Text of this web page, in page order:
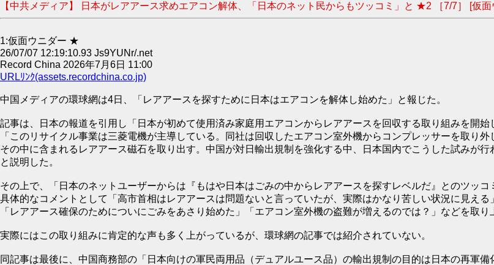
【中共メディア】 日本がレアアース求めエアコン解体、「日本のネット民からもツッコミ」と ★2 ［7/7］ [仮
1:仮面ウニダー ★
26/07/07 12:19:10.93 Js9YUNr/.net
Record China 2026年7月6日 11:00
URLﾘﾝｸ(assets.recordchina.co.jp)
中国メディアの環球網は4日、「レアアースを探すために日本はエアコンを解体し始めた」と報じた。
記事は、日本の報道を引用し「日本が初めて使用済み家庭用エアコンからレアアースを回収する取り組みを開始
「このリサイクル事業は三菱電機が主導している。同社は回収したエアコン室外機からコンプレッサーを取り外
その中に含まれるレアアース磁石を取り出す。中国が対日輸出規制を強化する中、日本国内でこうした試みが行
と説明した。
その上で、「日本のネットユーザーからは『もはや日本はごみの中からレアアースを探すレベルだ』とのツッコ
具体的なコメントとして「高市首相はレアアースは問題ないと言っていたが、実際はかなり苦しい状況に見える」
「レアアース確保のためについにごみをあさり始めた」「エアコン室外機の盗難が増えるのでは？」などを取り
実際にはこの取り組みに肯定的な声も多く上がっているが、環球網の記事では紹介されていない。
同記事は最後に、中国商務部の「日本向けの軍民両用品（デュアルユース品）の輸出規制の目的は日本の再軍備